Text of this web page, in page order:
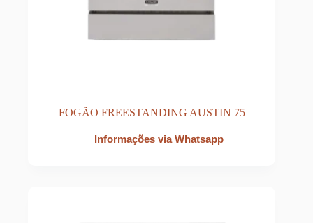
FOGÃO FREESTANDING AUSTIN 75
Informações via Whatsapp